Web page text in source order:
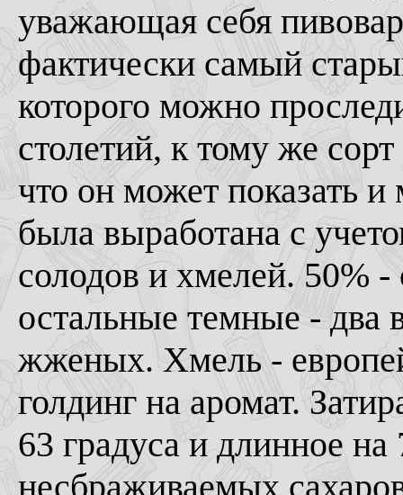
уважающая себя
фактически самый
которого можно
столетий, к тому же
что он может показать и
была выработана с
солодов и хмелей. 50% -
остальные темные - два
жженых. Хмель -
голдинг на аромат.
63 градуса и длинное
несбраживаемых